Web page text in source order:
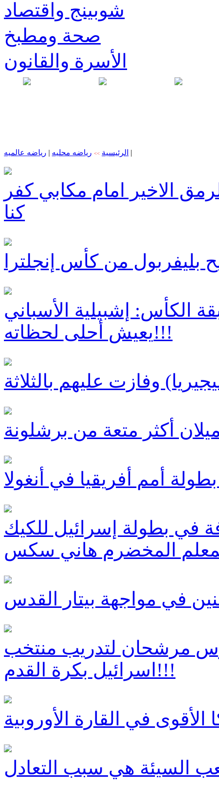
شوبينج واقتصاد
صحة ومطبخ
الأسرة والقانون
الرئيسية >> رياضه محليه | رياضه عالميه |
الاخير امام مكابي كفر
كنا
بليفربول من كأس إنجلترا
الكأس: إشبيلية الأسباني
يعيش أحلى لحظاته!!!
ميلان أكثر متعة من برشلونة
في بطولة إسرائيل للكيك
المخضرم هاني سكس
مرشحان لتدريب منتخب
اسرائيل بكرة القدم!!!
في القارة الأوروبية
السيئة هي سبب التعادل